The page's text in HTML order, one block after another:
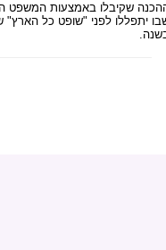
שקיבלו באמצעות המשפט
יתפללו לפני "שופט כל